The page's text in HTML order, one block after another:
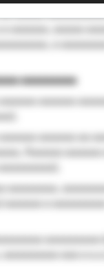
aaaaa aaaaaaaaaa
aaaaaaaaa